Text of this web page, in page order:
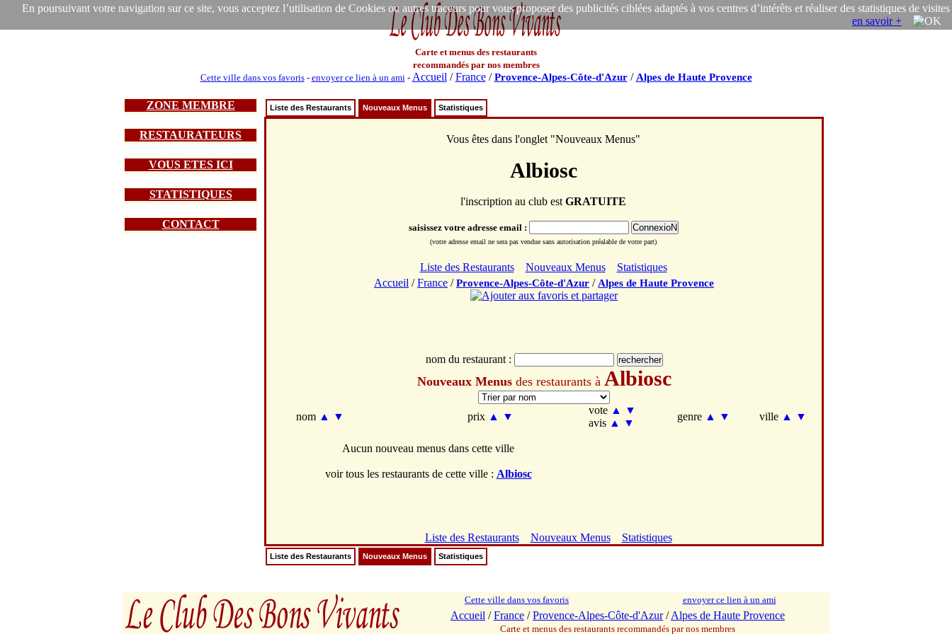
En poursuivant votre navigation sur ce site, vous acceptez l’utilisation de Cookies ou autres traceurs pour vous proposer des publicités ciblées adaptés à vos centres d’intérêts et réaliser des statistiques de visites
en savoir +
Carte et menus des restaurants
recommandés par nos membres
Cette ville dans vos favoris- envoyer ce lien à un ami- Accueil /France/Provence-Alpes-Côte-d'Azur/ Alpes de Haute Provence
ZONE MEMBRE
RESTAURATEURS
VOUS ETES ICI
STATISTIQUES
CONTACT
Liste des Restaurants Nouveaux Menus Statistiques
Vous êtes dans l'onglet "Nouveaux Menus"
Albiosc
l'inscription au club est GRATUITE
saisissez votre adresse email :
(votre adresse email ne sera pas vendue sans autorisation préalable de votre part)
Liste des Restaurants Nouveaux Menus
Statistiques
Accueil /France /Provence-Alpes-Côte-d'Azur / Alpes de Haute Provence
nom du restaurant :
Nouveaux Menusdes restaurants à Albiosc
nom ▲ ▼ prix ▲ ▼
vote ▲
▼
avis ▲ ▼
genre ▲ ▼ ville ▲ ▼
Aucun nouveau menus dans cette ville
voir tous les restaurants de cette ville : Albiosc
Liste des Restaurants Nouveaux Menus Statistiques
Liste des Restaurants Nouveaux Menus Statistiques
Cette ville dans vos favoris envoyer ce lien à un ami
Accueil /France /Provence-Alpes-Côte-d'Azur/Alpes de Haute Provence
Carte et menus des restaurants recommandés par nos membres